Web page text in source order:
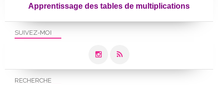
SUIVEZ-MOI
RECHERCHE
Apprentissage des tables de multiplications